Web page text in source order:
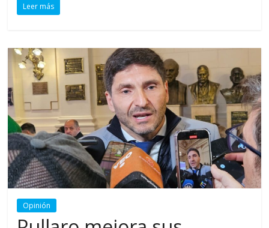
Leer más
Opinión